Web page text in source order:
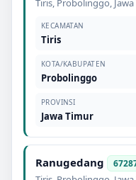
Tiris, Probolinggo,
KECAMATAN
Tiris
KOTA/KABUPATEN
Probolinggo
PROVINSI
Jawa Timur
Ranugedang